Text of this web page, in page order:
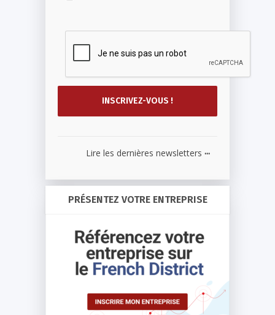
Lire les dernières newsletters ...
PRÉSENTEZ VOTRE ENTREPRISE